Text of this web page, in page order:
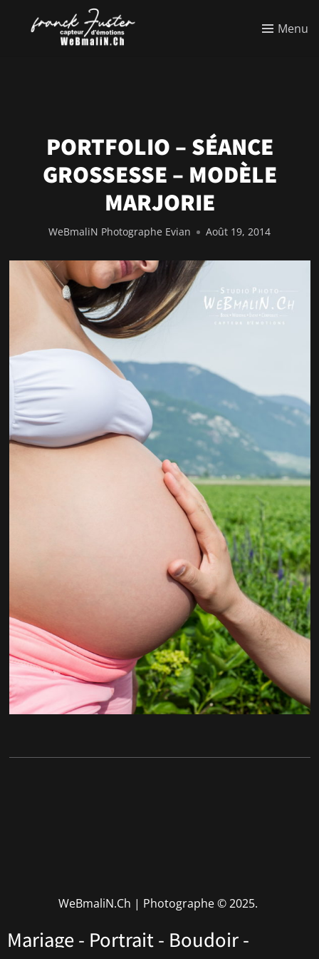
Menu
PORTFOLIO – SÉANCE
GROSSESSE – MODÈLE
MARJORIE
WeBmaliN Photographe Evian Août 19, 2014
WeBmaliN.Ch | Photographe© 2025.
Mariage - Portrait - Boudoir -